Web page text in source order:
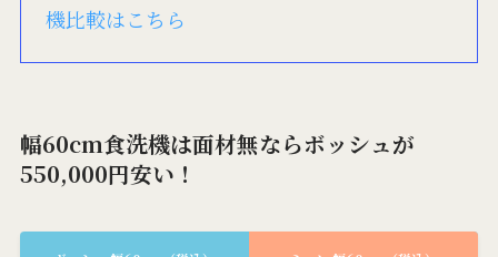
機比較はこちら
幅60cm食洗機は面材無ならボッシュが
550,000円安い！